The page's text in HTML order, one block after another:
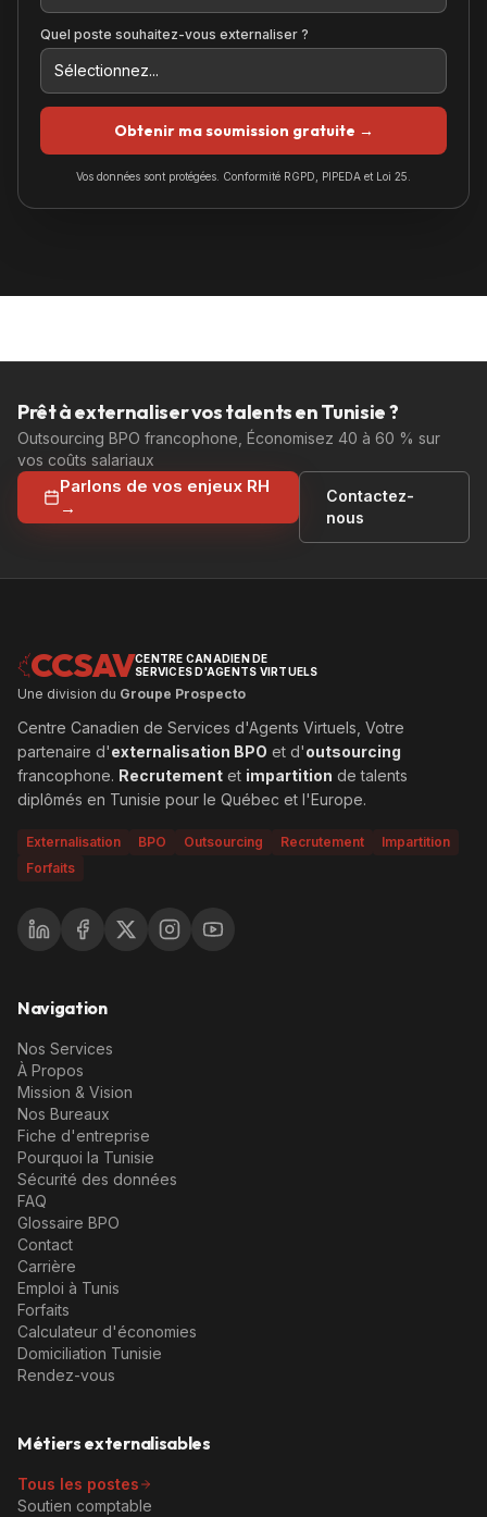
Quel poste souhaitez-vous externaliser ?
Obtenir ma soumission gratuite →
Vos données sont protégées. Conformité RGPD, PIPEDA et Loi 25.
Prêt à externaliser vos talents en Tunisie ?
Outsourcing BPO francophone, Économisez 40 à 60 % sur
vos coûts salariaux
Parlons de vos enjeux RH
→
Contactez-
nous
CCSAVCENTRE CANADIEN DE
SERVICES D'AGENTS VIRTUELS
Une division du Groupe Prospecto
Centre Canadien de Services d'Agents Virtuels, Votre
partenaire d'externalisation BPO et d'outsourcing
francophone. Recrutement et impartition de talents
diplômés en Tunisie pour le Québec et l'Europe.
Externalisation BPO Outsourcing Recrutement
Impartition
Forfaits
Navigation
Nos Services
À Propos
Mission & Vision
Nos Bureaux
Fiche d'entreprise
Pourquoi la Tunisie
Sécurité des données
FAQ
Glossaire BPO
Contact
Carrière
Emploi à Tunis
Forfaits
Calculateur d'économies
Domiciliation Tunisie
Rendez-vous
Métiers externalisables
Tous les postes
Soutien comptable